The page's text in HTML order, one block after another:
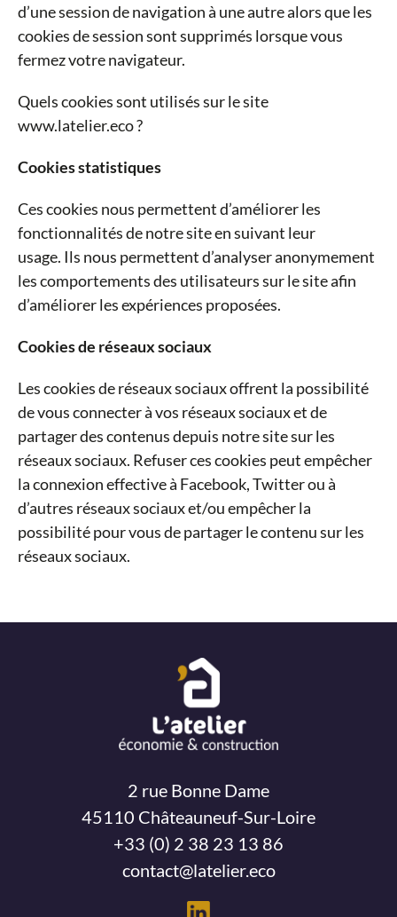
d’une session de navigation à une autre alors que les
cookies de session sont supprimés lorsque vous
fermez votre navigateur.
Quels cookies sont utilisés sur le site
www.latelier.eco ?
Cookies statistiques
Ces cookies nous permettent d’améliorer les
fonctionnalités de notre site en suivant leur
usage. Ils nous permettent d’analyser anonymement
les comportements des utilisateurs sur le site afin
d’améliorer les expériences proposées.
Cookies de réseaux sociaux
Les cookies de réseaux sociaux offrent la possibilité
de vous connecter à vos réseaux sociaux et de
partager des contenus depuis notre site sur les
réseaux sociaux. Refuser ces cookies peut empêcher
la connexion effective à Facebook, Twitter ou à
d’autres réseaux sociaux et/ou empêcher la
possibilité pour vous de partager le contenu sur les
réseaux sociaux.
2 rue Bonne Dame
45110 Châteauneuf-Sur-Loire
+33 (0) 2 38 23 13 86
contact@latelier.eco